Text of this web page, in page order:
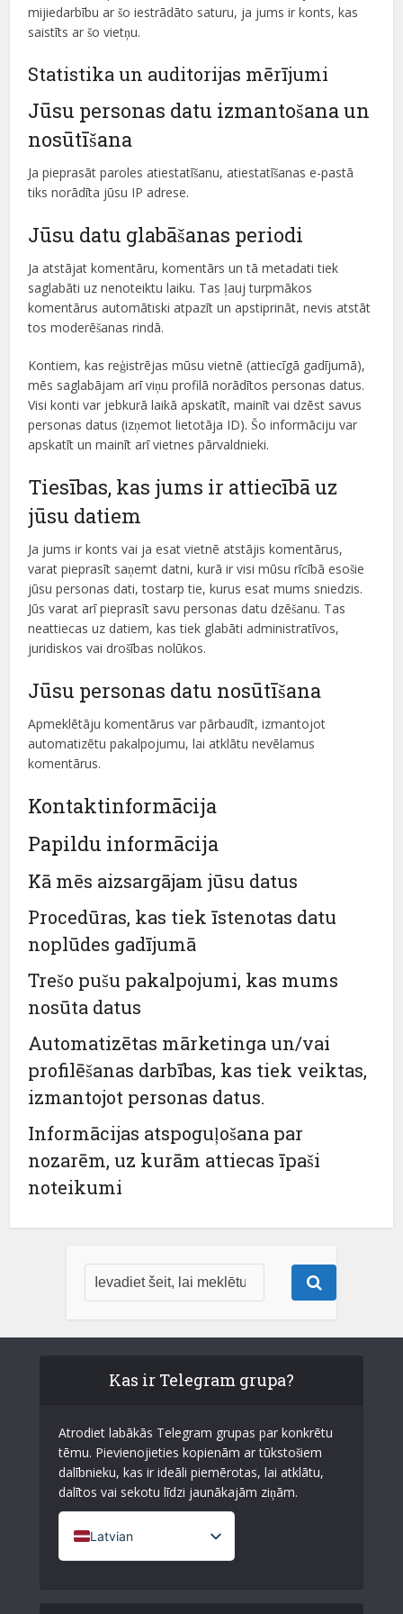
mijiedarbību ar šo iestrādāto saturu, ja jums ir konts, kas
saistīts ar šo vietņu.
Statistika un auditorijas mērījumi
Jūsu personas datu izmantošana un
nosūtīšana
Ja pieprasāt paroles atiestatīšanu, atiestatīšanas e-pastā
tiks norādīta jūsu IP adrese.
Jūsu datu glabāšanas periodi
Ja atstājat komentāru, komentārs un tā metadati tiek
saglabāti uz nenoteiktu laiku. Tas ļauj turpmākos
komentārus automātiski atpazīt un apstiprināt, nevis atstāt
tos moderēšanas rindā.
Kontiem, kas reģistrējas mūsu vietnē (attiecīgā gadījumā),
mēs saglabājam arī viņu profilā norādītos personas datus.
Visi konti var jebkurā laikā apskatīt, mainīt vai dzēst savus
personas datus (izņemot lietotāja ID). Šo informāciju var
apskatīt un mainīt arī vietnes pārvaldnieki.
Tiesības, kas jums ir attiecībā uz
jūsu datiem
Ja jums ir konts vai ja esat vietnē atstājis komentārus,
varat pieprasīt saņemt datni, kurā ir visi mūsu rīcībā esošie
jūsu personas dati, tostarp tie, kurus esat mums sniedzis.
Jūs varat arī pieprasīt savu personas datu dzēšanu. Tas
neattiecas uz datiem, kas tiek glabāti administratīvos,
juridiskos vai drošības nolūkos.
Jūsu personas datu nosūtīšana
Apmeklētāju komentārus var pārbaudīt, izmantojot
automatizētu pakalpojumu, lai atklātu nevēlamus
komentārus.
Kontaktinformācija
Papildu informācija
Kā mēs aizsargājam jūsu datus
Procedūras, kas tiek īstenotas datu
noplūdes gadījumā
Trešo pušu pakalpojumi, kas mums
nosūta datus
Automatizētas mārketinga un/vai
profilēšanas darbības, kas tiek veiktas,
izmantojot personas datus.
Informācijas atspoguļošana par
nozarēm, uz kurām attiecas īpaši
noteikumi
Kas ir Telegram grupa?
Atrodiet labākās Telegram grupas par konkrētu
tēmu. Pievienojieties kopienām ar tūkstošiem
dalībnieku, kas ir ideāli piemērotas, lai atklātu,
dalītos vai sekotu līdzi jaunākajām ziņām.
Latvian
French (France)